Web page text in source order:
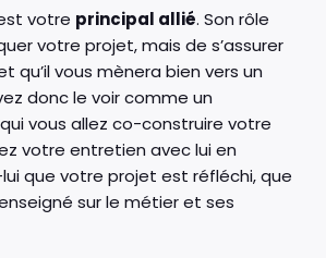
votre principal allié. Son rôle
votre projet, mais de s’assurer
qu’il vous mènera bien vers un
donc le voir comme un
vous allez co-construire votre
votre entretien avec lui en
que votre projet est réfléchi, que
sur le métier et ses